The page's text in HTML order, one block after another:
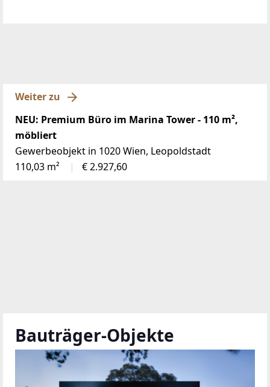
Weiter zu
NEU: Premium Büro im Marina Tower - 110 m²,
möbliert
Gewerbeobjekt in 1020 Wien, Leopoldstadt
110,03 m²
€ 2.927,60
Bauträger-Objekte